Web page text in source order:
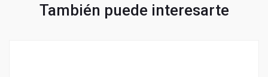
También puede interesarte